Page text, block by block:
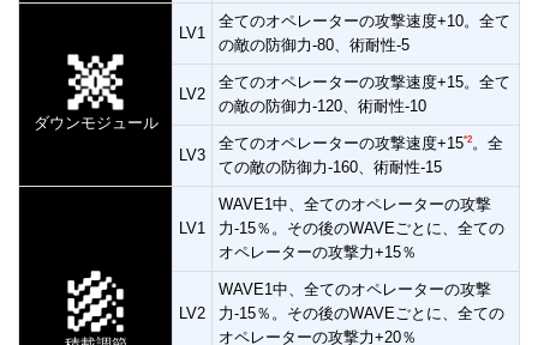
ダウンモジュール
LV1
全てのオペレーターの攻撃速度+10。全て
の敵の防御力-80、術耐性-5
LV2
全てのオペレーターの攻撃速度+15。全て
の敵の防御力-120、術耐性-10
LV3
全てのオペレーターの攻撃速度+15*2。全
ての敵の防御力-160、術耐性-15
LV1
WAVE1中、全てのオペレーターの攻撃
力-15％。その後のWAVEごとに、全ての
オペレーターの攻撃力+15％
LV2
WAVE1中、全てのオペレーターの攻撃
力-15％。その後のWAVEごとに、全ての
オペレーターの攻撃力+20％